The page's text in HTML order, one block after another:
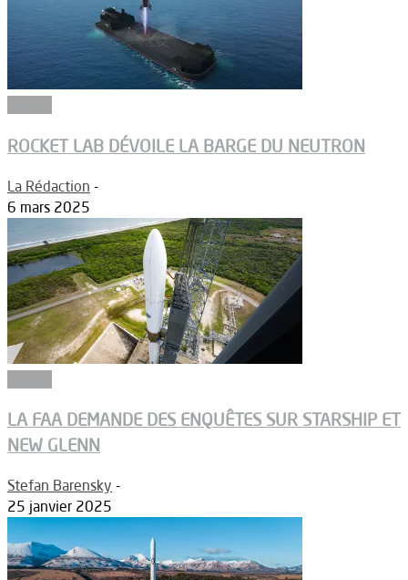
ROCKET LAB DÉVOILE LA BARGE DU NEUTRON
La Rédaction -
6 mars 2025
LA FAA DEMANDE DES ENQUÊTES SUR STARSHIP ET
NEW GLENN
Stefan Barensky -
25 janvier 2025